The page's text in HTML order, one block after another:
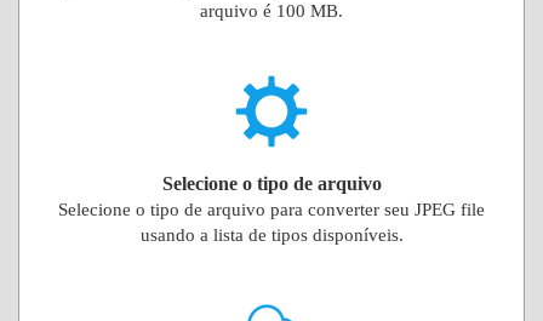
arquivo é 100 MB.
Selecione o tipo de arquivo
Selecione o tipo de arquivo para converter seu JPEG file
usando a lista de tipos disponíveis.